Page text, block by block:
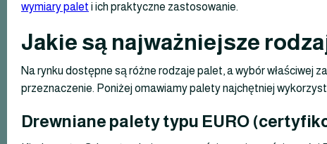
wymiary palet i ich praktyczne zastosowanie.
Jakie są najważniejsze
Na rynku dostępne są różne rodzaje palet, a wybór właściwej
przeznaczenie. Poniżej omawiamy palety najchętniej
Drewniane palety typu EURO